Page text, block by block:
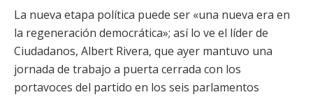
La nueva etapa política puede ser «una nueva era en
la regeneración democrática»; así lo ve el líder de
Ciudadanos, Albert Rivera, que ayer mantuvo una
jornada de trabajo a puerta cerrada con los
portavoces del partido en los seis parlamentos